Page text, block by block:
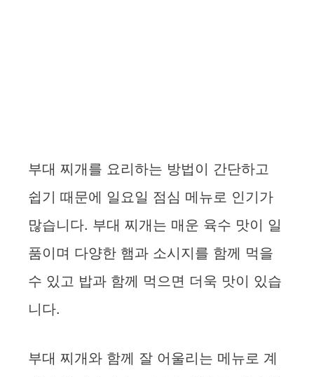
부대 찌개를 요리하는 방법이 간단하고
쉽기 때문에 일요일 점심 메뉴로 인기가
많습니다. 부대 찌개는 매운 육수 맛이 일
품이며 다양한 햄과 소시지를 함께 먹을
수 있고 밥과 함께 먹으면 더욱 맛이 있습
니다.
부대 찌개와 함께 잘 어울리는 메뉴로 계